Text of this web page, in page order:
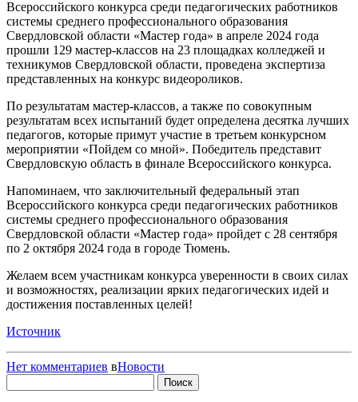
Всероссийского конкурса среди педагогических работников
системы среднего профессионального образования
Свердловской области «Мастер года» в апреле 2024 года
прошли 129 мастер-классов на 23 площадках колледжей и
техникумов Свердловской области, проведена экспертиза
представленных на конкурс видеороликов.
По результатам мастер-классов, а также по совокупным
результатам всех испытаний будет определена десятка лучших
педагогов, которые примут участие в третьем конкурсном
мероприятии «Пойдем со мной». Победитель представит
Свердловскую область в финале Всероссийского конкурса.
Напоминаем, что заключительный федеральный этап
Всероссийского конкурса среди педагогических работников
системы среднего профессионального образования
Свердловской области «Мастер года» пройдет с 28 сентября
по 2 октября 2024 года в городе Тюмень.
Желаем всем участникам конкурса уверенности в своих силах
и возможностях, реализации ярких педагогических идей и
достижения поставленных целей!
Источник
Нет комментариев вНовости